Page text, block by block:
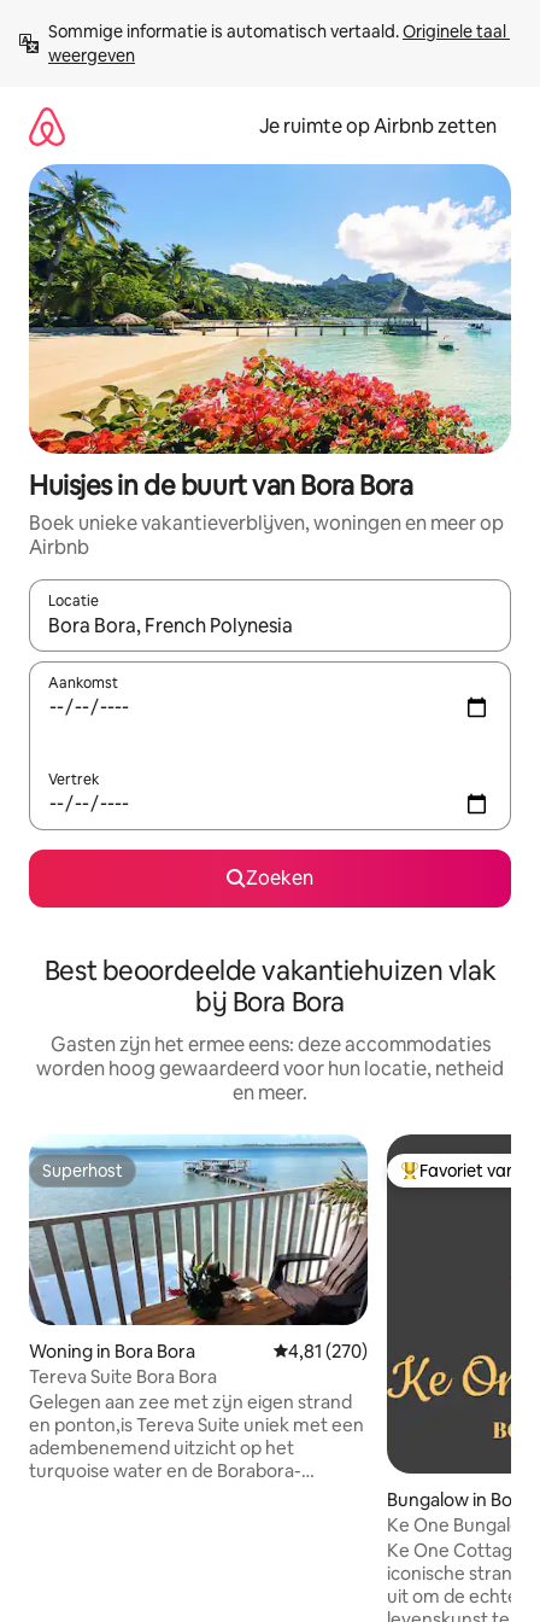
direct
naar
Sommige informatie is automatisch vertaald. Originele taal
weergeven
Je ruimte op Airbnb zetten
Huisjes in de buurt van Bora Bora
Boek unieke vakantieverblijven, woningen en meer op
Airbnb
Locatie
Wanneer er suggesties beschikbaar zijn, maak je een keuze
Aankomst
Vertrek
Zoeken
Best beoordeelde vakantiehuizen vlak
bij Bora Bora
Gasten zijn het ermee eens: deze accommodaties
worden hoog gewaardeerd voor hun locatie, netheid
en meer.
Superhost
Superhost
Woning in Bora Bora Gemiddelde beoordeling van
4,81 (270)
Tereva Suite Bora Bora
Gelegen aan zee met zijn eigen strand
en ponton,is Tereva Suite uniek met een
adembenemend uitzicht op het
turquoise water en de Borabora-
Topfavoriet van
Favoriet van
Bungalow in Bora
Ke One
Beach View
Ke One Cottage
iconische strand
uit om de echte